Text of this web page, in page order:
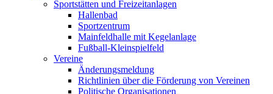
Sportstätten und Freizeitanlagen
Hallenbad
Sportzentrum
Mainfeldhalle mit Kegelanlage
Fußball-Kleinspielfeld
Vereine
Änderungsmeldung
Richtlinien über die Förderung von Vereinen
Politische Organisationen